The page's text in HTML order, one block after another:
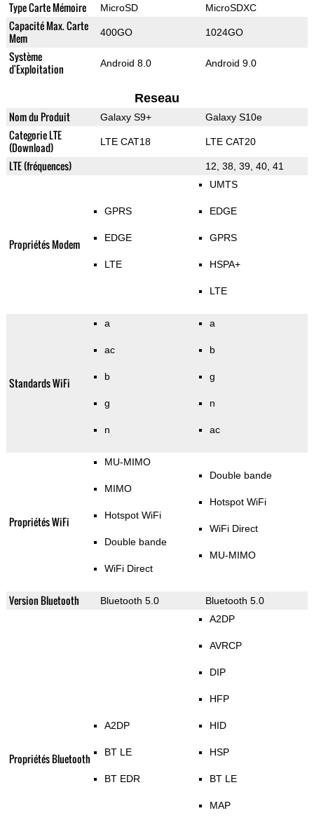
Type Carte Mémoire MicroSD MicroSDXC
Capacité Max. Carte
Mem
400GO 1024GO
Système
d'Exploitation
Android 8.0 Android 9.0
Reseau
Nom du Produit Galaxy S9+ Galaxy S10e
Categorie LTE
(Download)
LTE CAT18 LTE CAT20
LTE (fréquences) 12, 38, 39, 40, 41
Propriétés Modem
GPRS
EDGE
LTE
UMTS
EDGE
GPRS
HSPA+
LTE
Standards WiFi
a
ac
b
g
n
a
b
g
n
ac
Propriétés WiFi
MU-MIMO
MIMO
Hotspot WiFi
Double bande
WiFi Direct
Double bande
Hotspot WiFi
WiFi Direct
MU-MIMO
Version Bluetooth Bluetooth 5.0 Bluetooth 5.0
Propriétés Bluetooth
A2DP
BT LE
BT EDR
A2DP
AVRCP
DIP
HFP
HID
HSP
BT LE
MAP